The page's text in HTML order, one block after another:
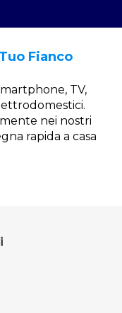
Fianco
TV,
nei nostri
rapida a casa